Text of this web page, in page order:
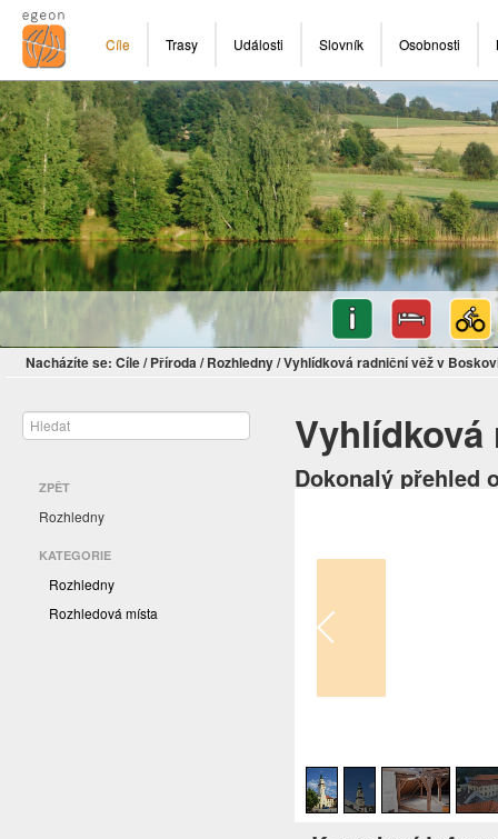
Cíle Trasy Události Slovník Osobnosti
Nacházíte se: Cíle/ Příroda/ Rozhledny/Vyhlídková radniční věž v
ZPĚT
Rozhledny
KATEGORIE
Rozhledny
Rozhledová místa
Dokonalý přehled